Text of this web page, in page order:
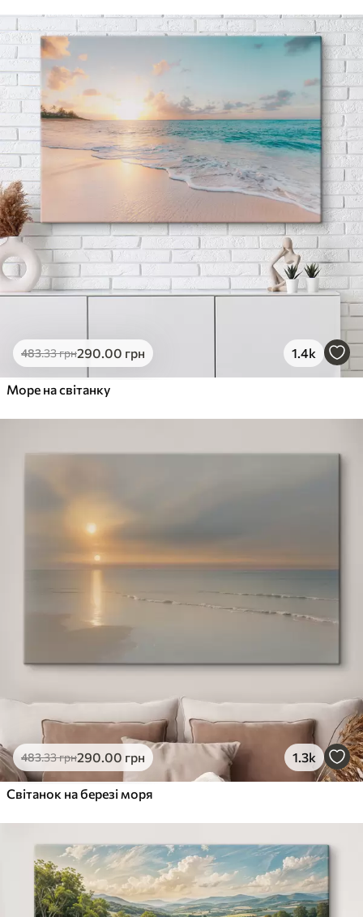
483.33грн290.00 грн 1.4k
Море на світанку
483.33грн290.00 грн 1.3k
Світанок на березі моря